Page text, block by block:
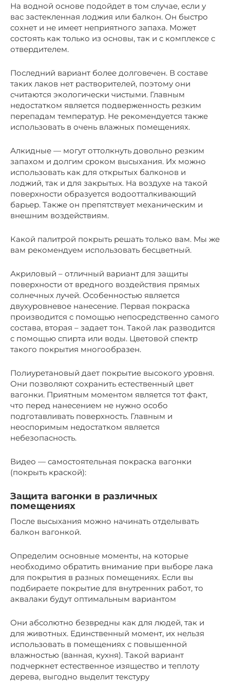
На водной основе подойдет в том случае, если у
вас застекленная лоджия или балкон. Он быстро
сохнет и не имеет неприятного запаха. Может
состоять как только из основы, так и с комплексе с
отвердителем.
Последний вариант более долговечен. В составе
таких лаков нет растворителей, поэтому они
считаются экологически чистыми. Главным
недостатком является подверженность резким
перепадам температур. Не рекомендуется также
использовать в очень влажных помещениях.
Алкидные — могут оттолкнуть довольно резким
запахом и долгим сроком высыхания. Их можно
использовать как для открытых балконов и
лоджий, так и для закрытых. На воздухе на такой
поверхности образуется водоотталкивающий
барьер. Также он препятствует механическим и
внешним воздействиям.
Какой палитрой покрыть решать только вам. Мы же
вам рекомендуем использовать бесцветный.
Акриловый – отличный вариант для защиты
поверхности от вредного воздействия прямых
солнечных лучей. Особенностью является
двухуровневое нанесение. Первая покраска
производится с помощью непосредственно самого
состава, вторая – задает тон. Такой лак разводится
с помощью спирта или воды. Цветовой спектр
такого покрытия многообразен.
Полиуретановый дает покрытие высокого уровня.
Они позволяют сохранить естественный цвет
вагонки. Приятным моментом является тот факт,
что перед нанесением не нужно особо
подготавливать поверхность. Главным и
неоспоримым недостатком является
небезопасность.
Видео — самостоятельная покраска вагонки
(покрыть краской):
Защита вагонки в различных
помещениях
После высыхания можно начинать отделывать
балкон вагонкой.
Определим основные моменты, на которые
необходимо обратить внимание при выборе лака
для покрытия в разных помещениях. Если вы
подбираете покрытие для внутренних работ, то
аквалаки будут оптимальным вариантом
Они абсолютно безвредны как для людей, так и
для животных. Единственный момент, их нельзя
использовать в помещениях с повышенной
влажностью (ванная, кухня). Такой вариант
подчеркнет естественное изящество и теплоту
дерева, выгодно выделит текстуру